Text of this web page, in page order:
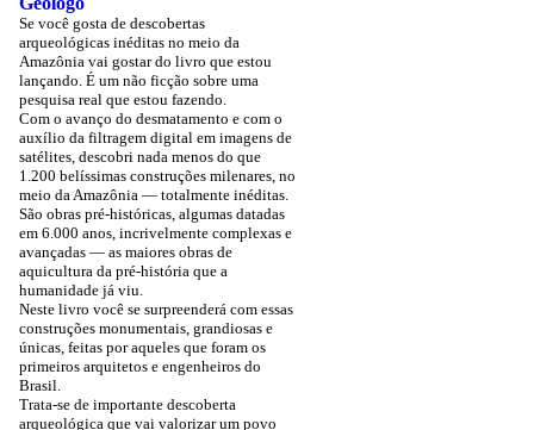
Se você gosta de descobertas
arqueológicas inéditas no meio da
Amazônia vai gostar do livro que estou
lançando. É um não ficção sobre uma
pesquisa real que estou fazendo.
Com o avanço do desmatamento e com o
auxílio da filtragem digital em imagens de
satélites, descobri nada menos do que
1.200 belíssimas construções milenares, no
meio da Amazônia — totalmente inéditas.
São obras pré-históricas, algumas datadas
em 6.000 anos, incrivelmente complexas e
avançadas — as maiores obras de
aquicultura da pré-história que a
humanidade já viu.
Neste livro você se surpreenderá com essas
construções monumentais, grandiosas e
únicas, feitas por aqueles que foram os
primeiros arquitetos e engenheiros do
Brasil.
Trata-se de importante descoberta
arqueológica que vai valorizar um povo